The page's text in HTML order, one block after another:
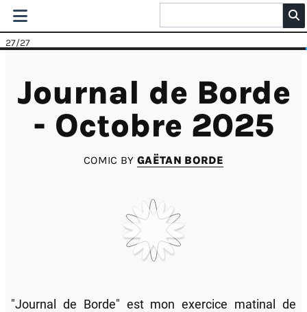
27/27
Journal de Borde
- Octobre 2025
COMIC BYGAËTAN BORDE
"Journal de Borde" est mon exercice matinal de